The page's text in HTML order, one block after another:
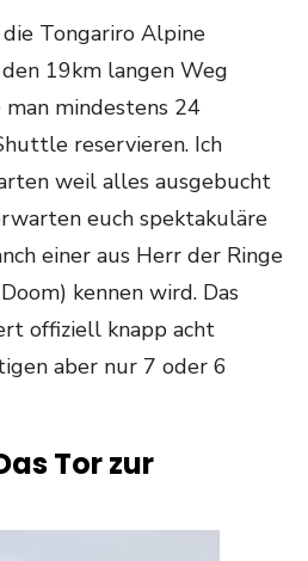
Tongariro Alpine
19km langen Weg
mindestens 24
reservieren. Ich
weil alles ausgebucht
euch spektakuläre
einer aus Herr der Ringe
kennen wird. Das
offiziell knapp acht
aber nur 7 oder 6
Tor zur